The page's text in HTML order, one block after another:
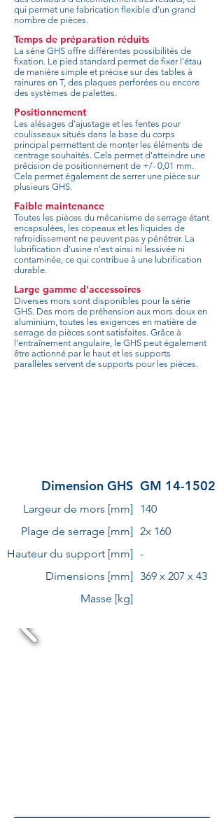
qui permet une fabrication flexible d'un grand
nombre de pièces.
Temps de préparation réduits
La série GHS offre différentes possibilités de
fixation. Le pied standard permet de fixer l'étau
de manière simple et précise sur des tables à
rainures en T, des plaques perforées ou encore
des systèmes de palettes.
Positionnement
Les alésages d'ajustage et les fentes pour
coulisseaux situés dans la base du corps
principal permettent de monter les éléments de
centrage souhaités. Cela permet d'atteindre une
précision de positionnement de +/- 0,01 mm.
Cela permet également de serrer une pièce sur
plusieurs GHS.
Faible maintenance
Toutes les pièces du mécanisme de serrage étant
encapsulées, les copeaux et les liquides de
refroidissement ne peuvent pas y pénétrer. La
lubrification d'usine n'est ainsi ni lessivée ni
contaminée, ce qui contribue à une lubrification
durable.
Large gamme d'accessoires
Diverses mors sont disponibles pour la série
GHS. Des mors de préhension aux mors doux en
aluminium, toutes les exigences en matière de
serrage de pièces sont satisfaites. Grâce à
l'entraînement angulaire, le GHS peut également
être actionné par le haut et les supports
parallèles servent de supports pour les pièces.
Dimension GHS GM 14-1502
Largeur de mors [mm]
140
Plage de serrage [mm] 2x 160
Hauteur du support [mm] -
Dimensions [mm] 369 x 207 x 43
Masse [kg]